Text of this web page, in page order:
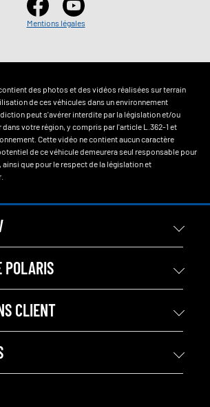
Mentions légales
des photos et des vidéos réalisées sur terrain
de ces véhicules dans un environnement
peut s'avérer interdite par la législation et/ou
dans votre région, y compris par l'article L.362-1 et
Cette vidéo ne contient aucun caractère
de ce véhicule demeurera seul responsable pour
que pour le respect de la législation et
POLARIS
CLIENT